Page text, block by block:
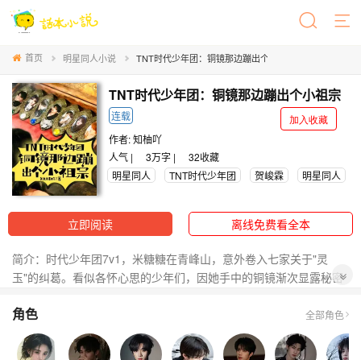
首页 明星同人小说 TNT时代少年团：铜镜那边蹦出个小祖宗
TNT时代少年团：铜镜那边蹦出个小祖宗
连载
加入收藏
作者:知柚吖
人气 |
3万字 | 32收藏
明星同人
TNT时代少年团 贺峻霖 明星同人
立即阅读 离线免费看全本
简介：时代少年团7v1，米糖糖在青峰山，意外卷入七家关于"灵
玉"的纠葛。看似各怀心思的少年们，因她手中的铜镜渐次显露秘密
阴影逼近，当祠堂深处的另一半灵玉现世，他们才发现，这场围绕
信物的博弈，早已将所有人的命运缠成死结，而解开一切的钥匙，
或许就藏在米糖糖的外婆日记里。
角色 全部角色